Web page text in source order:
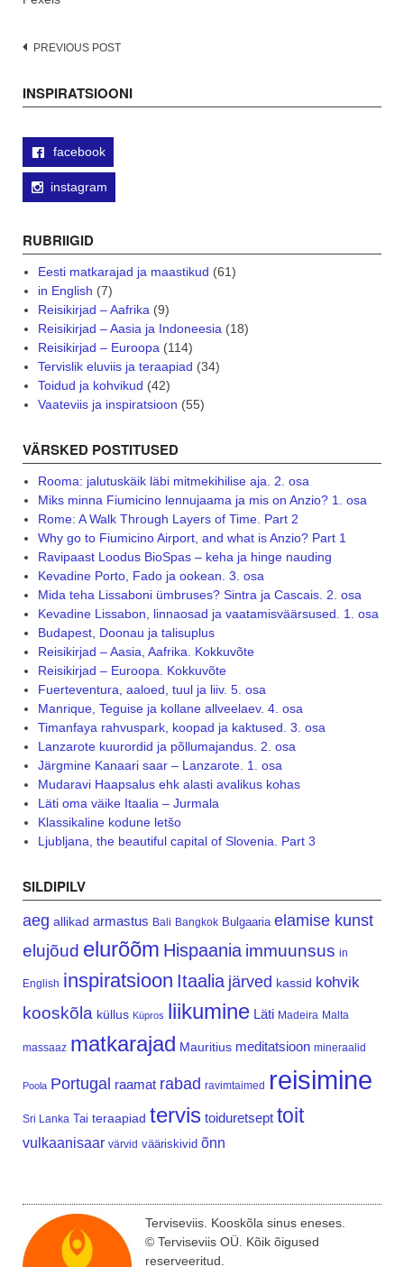
Post
PREVIOUS POST
INSPIRATSIOONI
facebook
instagram
RUBRIIGID
Eesti matkarajad ja maastikud (61)
in English (7)
Reisikirjad – Aafrika(9)
Reisikirjad – Aasia ja Indoneesia(18)
Reisikirjad – Euroopa(114)
Tervislik eluviis ja teraapiad (34)
Toidud ja kohvikud (42)
Vaateviis ja inspiratsioon (55)
VÄRSKED POSTITUSED
Rooma: jalutuskäik läbi mitmekihilise aja. 2. osa
Miks minna Fiumicino lennujaama ja mis on Anzio? 1. osa
Rome: A Walk Through Layers of Time. Part 2
Why go to Fiumicino Airport, and what is Anzio? Part 1
Ravipaast Loodus BioSpas – keha ja hinge nauding
Kevadine Porto, Fado ja ookean. 3. osa
Mida teha Lissaboni ümbruses? Sintra ja Cascais. 2. osa
Kevadine Lissabon, linnaosad ja vaatamisväärsused. 1. osa
Budapest, Doonau ja talisuplus
Reisikirjad – Aasia, Aafrika. Kokkuvõte
Reisikirjad – Euroopa. Kokkuvõte
Fuerteventura, aaloed, tuul ja liiv. 5. osa
Manrique, Teguise ja kollane allveelaev. 4. osa
Timanfaya rahvuspark, koopad ja kaktused. 3. osa
Lanzarote kuurordid ja põllumajandus. 2. osa
Järgmine Kanaari saar – Lanzarote. 1. osa
Mudaravi Haapsalus ehk alasti avalikus kohas
Läti oma väike Itaalia – Jurmala
Klassikaline kodune letšo
Ljubljana, the beautiful capital of Slovenia. Part 3
SILDIPILV
aeg allikad armastus Bali Bangkok Bulgaaria elamise kunst
elujõud elurõõm Hispaania immuunsus in
English inspiratsioon Itaalia järved kassid kohvik
kooskõla küllus Küpros liikumine Läti Madeira Malta
massaaz matkarajad Mauritius meditatsioon mineraalid
Poola Portugal raamat rabad ravimtaimed reisimine
Sri Lanka Tai teraapiad tervis toiduretsept toit
vulkaanisaar värvid vääriskivid õnn
Terviseviis. Kooskõla sinus eneses.
© Terviseviis OÜ. Kõik õigused
reserveeritud.